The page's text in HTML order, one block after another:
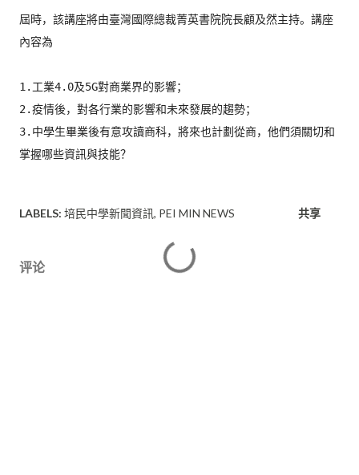
屆時，該講座將由臺灣國際總裁菁英書院院長顧及然主持。 講座
內容為
1.工業4.0及5G對商業界的影響；
2.疫情後，對各行業的影響和未來發展的趨勢；
3.中學生畢業後有意攻讀商科，將來也計劃從商， 他們須關切和
掌握哪些資訊與技能？
LABELS: 培民中學新聞資訊 PEI MIN NEWS 共享
评论